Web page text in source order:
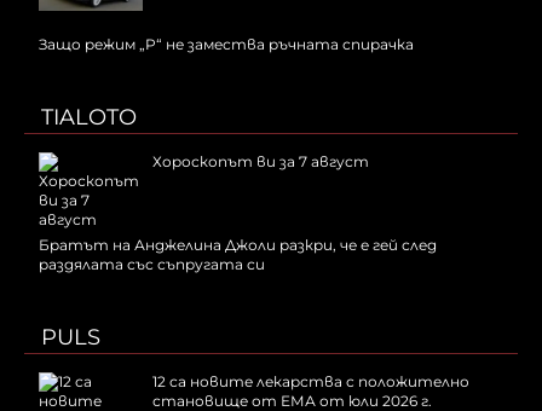
Защо режим „P“ не замества ръчната спирачка
TIALOTO
Хороскопът ви за 7 август
Братът на Анджелина Джоли разкри, че е гей след
раздялата със съпругата си
PULS
12 са новите лекарства с положително
становище от ЕМА от юли 2026 г.